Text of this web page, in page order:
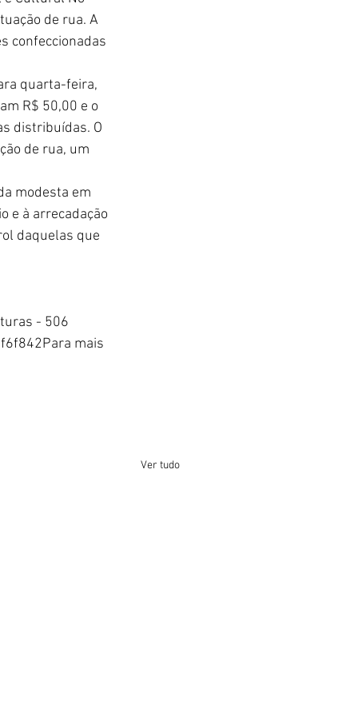
de rua. A
confeccionadas
quarta-feira,
R$ 50,00 e o
distribuídas. O
de rua, um
modesta em
e à arrecadação
daquelas que
- 506
mais
Ver tudo